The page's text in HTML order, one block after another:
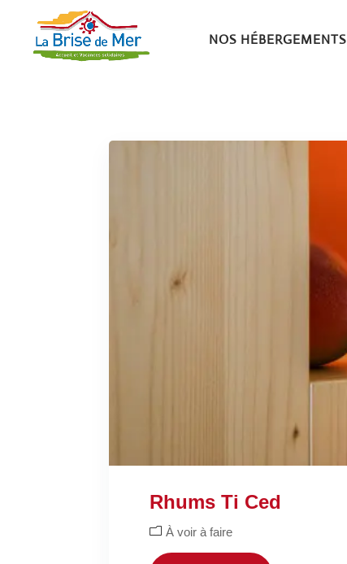
NOS HÉBERGEMENTS
Rhums Ti Ced
À voir à faire